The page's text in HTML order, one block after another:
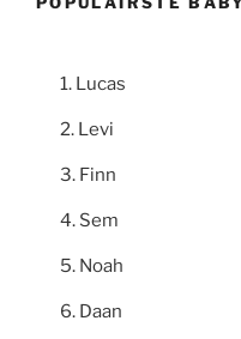
Lucas
Levi
Finn
Sem
Noah
Daan